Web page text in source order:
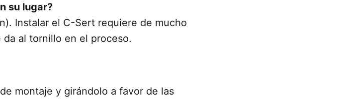
su lugar?
Instalar el C-Sert requiere de mucho
al tornillo en el proceso.
montaje y girándolo a favor de las